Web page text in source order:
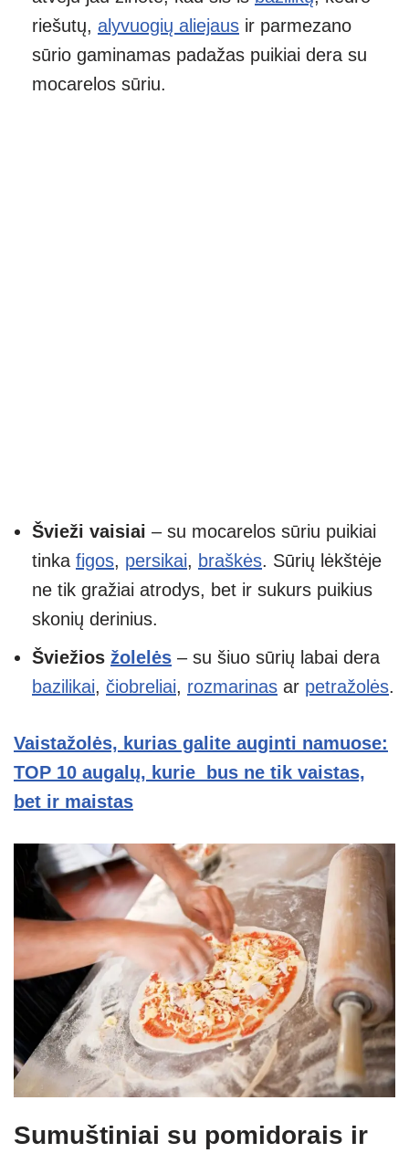
riešutų, alyvuogių aliejaus ir parmezano
sūrio gaminamas padažas puikiai dera su
mocarelos sūriu.
Švieži vaisiai – su mocarelos sūriu puikiai
tinka figos, persikai, braškės. Sūrių lėkštėje
ne tik gražiai atrodys, bet ir sukurs puikius
skonių derinius.
Šviežios žolelės – su šiuo sūrių labai dera
bazilikai, čiobreliai, rozmarinas ar petražolės.
Vaistažolės, kurias galite auginti namuose:
TOP 10 augalų, kurie bus ne tik vaistas,
bet ir maistas
Sumuštiniai su pomidorais ir